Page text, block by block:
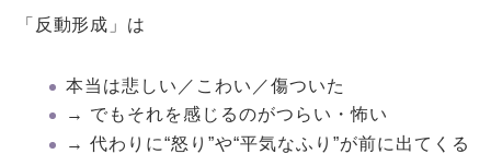
「反動形成」は
本当は悲しい／こわい／傷ついた
→ でもそれを感じるのがつらい・怖い
→ 代わりに“怒り”や“平気なふり”が前に出てくる